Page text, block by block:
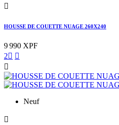

HOUSSE DE COUETTE NUAGE 260X240
9 990 XPF
2 

Neuf
